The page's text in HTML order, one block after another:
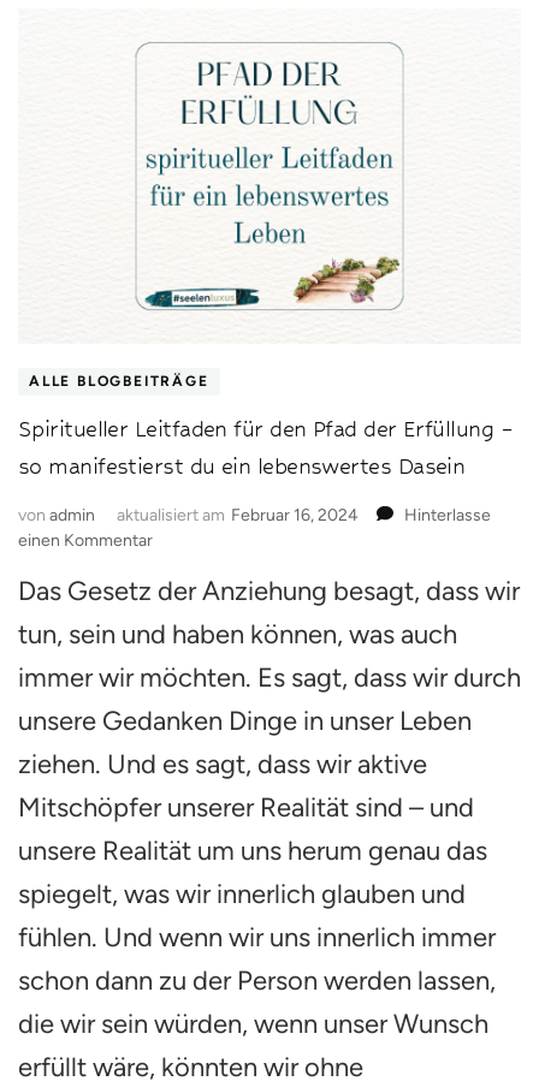
ALLE BLOGBEITRÄGE
Spiritueller Leitfaden für den Pfad der Erfüllung –
so manifestierst du ein lebenswertes Dasein
von admin aktualisiert am Februar 16, 2024
Hinterlasse
einen Kommentarzu
Leitfaden
den
Pfad
der
Erfüllung
so
du
ein
lebenswertes
Dasein
Das Gesetz der Anziehung besagt, dass wir
tun, sein und haben können, was auch
immer wir möchten. Es sagt, dass wir durch
unsere Gedanken Dinge in unser Leben
ziehen. Und es sagt, dass wir aktive
Mitschöpfer unserer Realität sind – und
unsere Realität um uns herum genau das
spiegelt, was wir innerlich glauben und
fühlen. Und wenn wir uns innerlich immer
schon dann zu der Person werden lassen,
die wir sein würden, wenn unser Wunsch
erfüllt wäre, könnten wir ohne